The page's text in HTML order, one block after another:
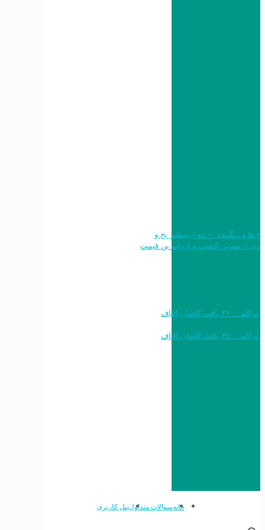
طرح ها و رنگبندی – تنوع بینظیر نخ و
خرید به قیمت فرش ماشینی ۱۲۰۰ شانه تراکم ۳۶۰۰ بافت کاشان الیاف
خرید به قیمت فرش ماشینی ۱۵۰۰ شانه تراکم ۴۵۰۰ بافت کاشان الیاف
خانهسوالات متداولپنل کاربری